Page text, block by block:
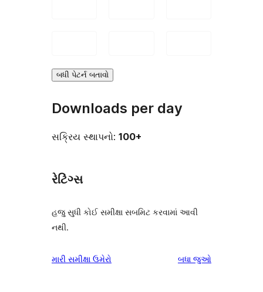
બધી પેટર્ન બતાવો
Downloads per day
સક્રિય સ્થાપનો: 100+
રેટિંગ્સ
હજુ સુધી કોઈ સમીક્ષા સબમિટ કરવામાં આવી
નથી.
મારી સમીક્ષા ઉમેરો બધા સમીક્ષાઓ
જુઓ